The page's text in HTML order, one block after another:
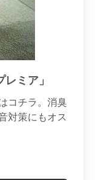
ミア」
コチラ。消臭
対策にもオス